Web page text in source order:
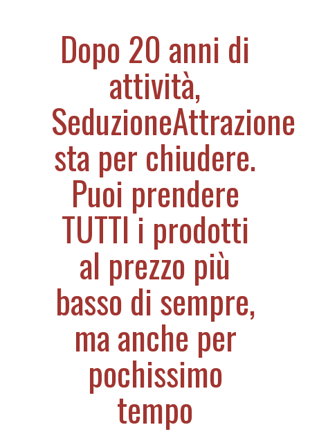
Dopo 20 anni di
attività,
SeduzioneAttrazione
sta per chiudere.
Puoi prendere
TUTTI i prodotti
al prezzo più
basso di sempre,
ma anche per
pochissimo
tempo